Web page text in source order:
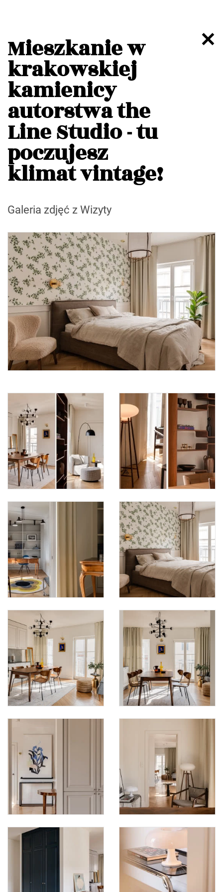
Mieszkanie w
krakowskiej
kamienicy
autorstwa the
Line Studio - tu
poczujesz
klimat vintage!
Galeria zdjęć z Wizyty